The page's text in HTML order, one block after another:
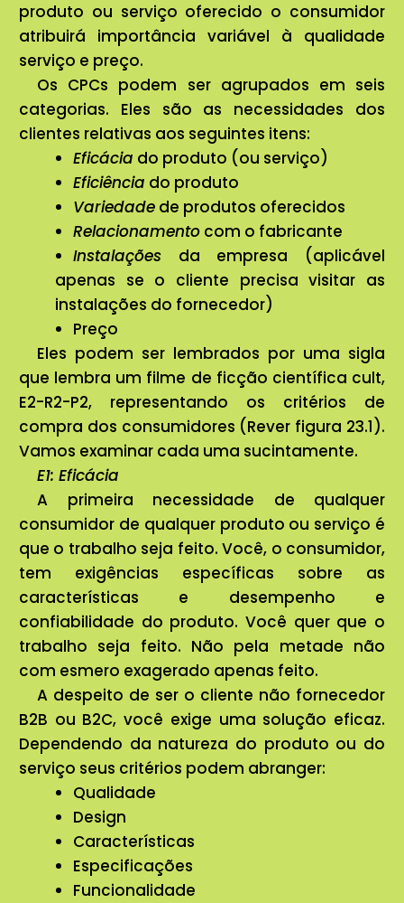
produto ou serviço oferecido o consumidor
atribuirá importância variável à qualidade
serviço e preço.
Os CPCs podem ser agrupados em seis
categorias. Eles são as necessidades dos
clientes relativas aos seguintes itens:
Eficácia do produto (ou serviço)
Eficiência do produto
Variedade de produtos oferecidos
Relacionamento com o fabricante
Instalações da empresa (aplicável
apenas se o cliente precisa visitar as
instalações do fornecedor)
Preço
Eles podem ser lembrados por uma sigla
que lembra um filme de ficção científica cult,
E2-R2-P2, representando os critérios de
compra dos consumidores (Rever figura 23.1).
Vamos examinar cada uma sucintamente.
E1: Eficácia
A primeira necessidade de qualquer
consumidor de qualquer produto ou serviço é
que o trabalho seja feito. Você, o consumidor,
tem exigências específicas sobre as
características e desempenho e
confiabilidade do produto. Você quer que o
trabalho seja feito. Não pela metade não
com esmero exagerado apenas feito.
A despeito de ser o cliente não fornecedor
B2B ou B2C, você exige uma solução eficaz.
Dependendo da natureza do produto ou do
serviço seus critérios podem abranger:
Qualidade
Design
Características
Especificações
Funcionalidade